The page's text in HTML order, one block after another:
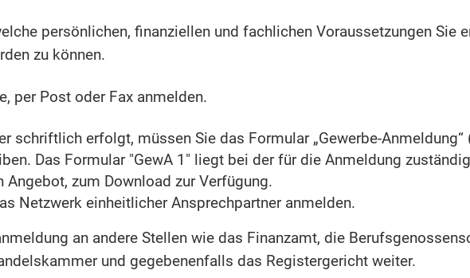
persönlichen, finanziellen und fachlichen Voraussetzungen Sie
zu können.
per Post oder Fax anmelden.
schriftlich erfolgt, müssen Sie das Formular „Gewerbe-Anmeldung“
Das Formular "GewA 1" liegt bei der für die Anmeldung
Angebot, zum Download zur Verfügung.
Netzwerk einheitlicher Ansprechpartner anmelden.
an andere Stellen wie das Finanzamt, die
und gegebenenfalls das Registergericht weiter.